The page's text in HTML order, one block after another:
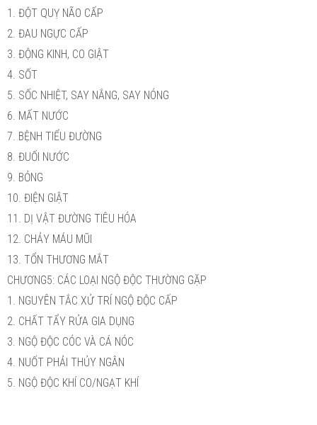
1. ĐỘT QUỴ NÃO CẤP
2. ĐAU NGỰC CẤP
3. ĐỘNG KINH, CO GIẬT
4. SỐT
5. SỐC NHIỆT, SAY NẮNG, SAY NÓNG
6. MẤT NƯỚC
7. BỆNH TIỂU ĐƯỜNG
8. ĐUỐI NƯỚC
9. BỎNG
10. ĐIỆN GIẬT
11. DỊ VẬT ĐƯỜNG TIÊU HÓA
12. CHẢY MÁU MŨI
13. TỔN THƯƠNG MẮT
CHƯƠNG5: CÁC LOẠI NGỘ ĐỘC THƯỜNG GẶP
1. NGUYÊN TẮC XỬ TRÍ NGỘ ĐỘC CẤP
2. CHẤT TẨY RỬA GIA DỤNG
3. NGỘ ĐỘC CÓC VÀ CÁ NÓC
4. NUỐT PHẢI THỦY NGÂN
5. NGỘ ĐỘC KHÍ CO/NGẠT KHÍ